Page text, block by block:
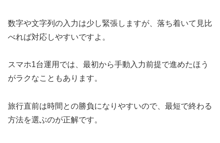
数字や文字列の入力は少し緊張しますが、落ち着いて見比
べれば対応しやすいですよ。
スマホ1台運用では、最初から手動入力前提で進めたほう
がラクなこともあります。
旅行直前は時間との勝負になりやすいので、最短で終わる
方法を選ぶのが正解です。